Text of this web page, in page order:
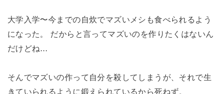
大学入学〜今までの自炊でマズいメシも食べられるよう
になった。 だからと言ってマズいのを作りたくはないん
だけどね…
そんでマズいの作って自分を殺してしまうが、それで生
きていられるように鍛えられているから死ねず。